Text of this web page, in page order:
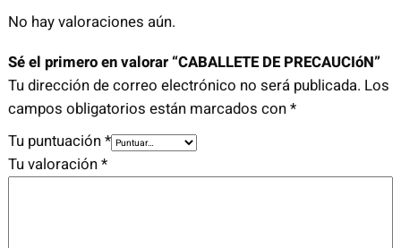
T
D
E
P
R
E
C
No hay valoraciones aún.
Sé el primero en valorar “CABALLETE DE PRECAUCIóN”
Tu dirección de correo electrónico no será publicada. Los
campos obligatorios están marcados con*
Tu puntuación*
Tu valoración*